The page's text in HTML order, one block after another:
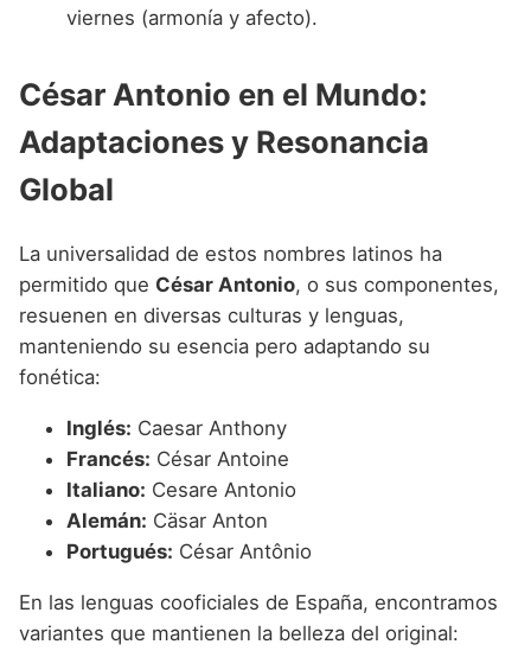
viernes (armonía y afecto).
César Antonio en el Mundo:
Adaptaciones y Resonancia
Global
La universalidad de estos nombres latinos ha
permitido que César Antonio, o sus componentes,
resuenen en diversas culturas y lenguas,
manteniendo su esencia pero adaptando su
fonética:
Inglés: Caesar Anthony
Francés: César Antoine
Italiano: Cesare Antonio
Alemán: Cäsar Anton
Portugués: César Antônio
En las lenguas cooficiales de España, encontramos
variantes que mantienen la belleza del original: